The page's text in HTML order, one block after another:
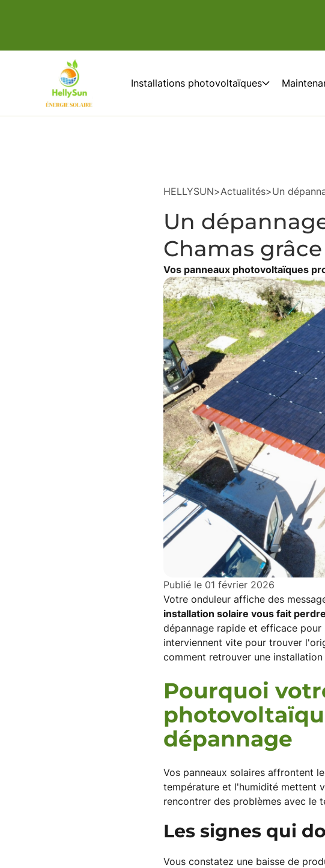
Installations photovoltaïques
HELLYSUN>Actualités>Un
Un
Chamas
Vos panneaux photovoltaïques
Publié le 01 février 2026
Votre onduleur affiche des
installation solaire vous fait
dépannage rapide et efficace
interviennent vite pour trouver
comment retrouver une
Pourquoi
dépannage
Vos panneaux solaires affrontent
température et l'humidité mettent
rencontrer des problèmes avec le
Les signes qui
Vous constatez une baisse de